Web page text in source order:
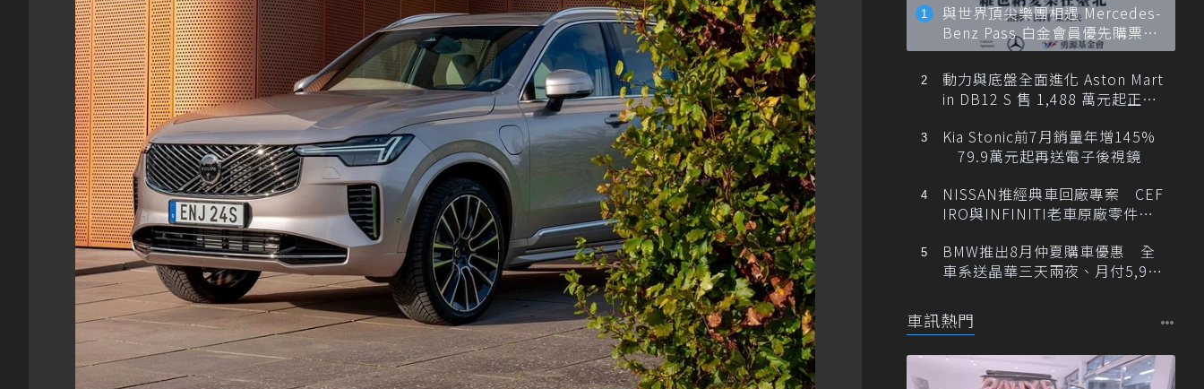
與世界頂尖樂團相遇 Mercedes-
Benz Pass 白金會員優先購票維
也納愛樂
動力與底盤全面進化 Aston Mart
in DB12 S 售 1,488 萬元起正式
Kia Stonic前7月銷量年增145%
79.9萬元起再送電子後視鏡
NISSAN推經典車回廠專案 CEF
IRO與INFINITI老車原廠零件最
BMW推出8月仲夏購車優惠 全
車系送晶華三天兩夜、月付5,900
車訊熱門